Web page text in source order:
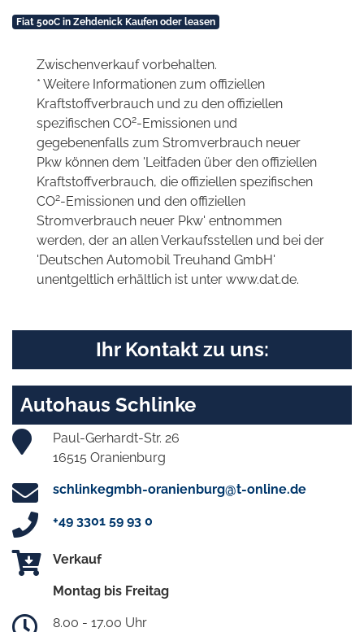
Fiat 500C in Zehdenick Kaufen oder leasen
Zwischenverkauf vorbehalten.
* Weitere Informationen zum offiziellen
Kraftstoffverbrauch und zu den offiziellen
spezifischen CO2-Emissionen und
gegebenenfalls zum Stromverbrauch neuer
Pkw können dem 'Leitfaden über den offiziellen
Kraftstoffverbrauch, die offiziellen spezifischen
CO2-Emissionen und den offiziellen
Stromverbrauch neuer Pkw' entnommen
werden, der an allen Verkaufsstellen und bei der
'Deutschen Automobil Treuhand GmbH'
unentgeltlich erhältlich ist unter www.dat.de.
Ihr Kontakt zu uns:
Autohaus Schlinke
Paul-Gerhardt-Str. 26
16515 Oranienburg
schlinkegmbh-oranienburg@t-online.de
+49 3301 59 93 0
Verkauf
Montag bis Freitag
8.00 - 17.00 Uhr